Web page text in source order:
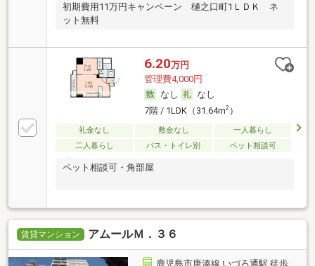
初期費用11万円キャンペーン 樋之口町1ＬＤＫ ネ
ット無料
6.20万円
管理費4,000円
なし
なし
7階 / 1LDK（31.64m2）
礼金なし 敷金なし
一人暮らし
二人暮らし
バス・トイレ別 ペット相談可
ペット相談可・角部屋
賃貸マンション アムールＭ．３６
鹿児島市唐湊線 いづろ通駅 徒歩